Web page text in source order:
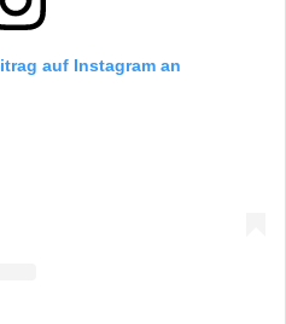
auf Instagram an